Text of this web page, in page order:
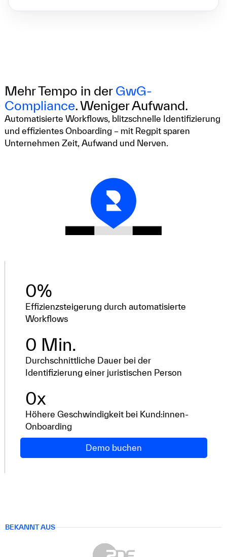
Mehr Tempo in der GwG-
Compliance. Weniger Aufwand.
Automatisierte Workflows, blitzschnelle Identifizierung
und effizientes Onboarding – mit Regpit sparen
Unternehmen Zeit, Aufwand und Nerven.
0%
Effizienzsteigerung durch automatisierte
Workflows
0 Min.
Durchschnittliche Dauer bei der
Identifizierung einer juristischen Person
0x
Höhere Geschwindigkeit bei Kund:innen-
Onboarding
Demo buchen
BEKANNT AUS